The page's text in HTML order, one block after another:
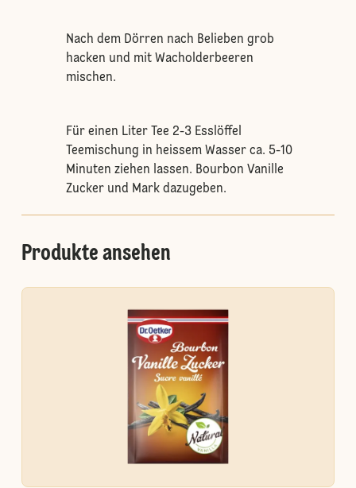
Nach dem Dörren nach Belieben grob
hacken und mit Wacholderbeeren
mischen.
Für einen Liter Tee 2-3 Esslöffel
Teemischung in heissem Wasser ca. 5-10
Minuten ziehen lassen. Bourbon Vanille
Zucker und Mark dazugeben.
Produkte ansehen